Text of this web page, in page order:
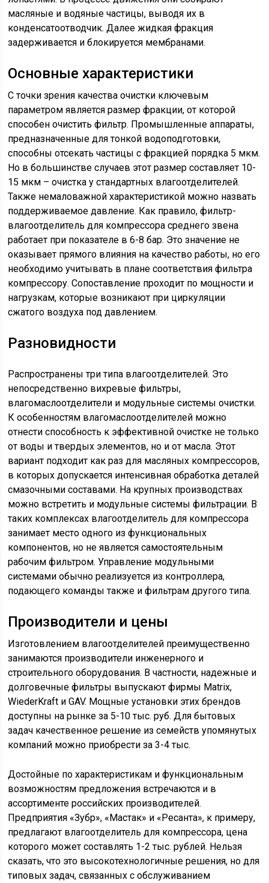
масляные и водяные частицы, выводя их в
конденсатоотводчик. Далее жидкая фракция
задерживается и блокируется мембранами.
Основные характеристики
С точки зрения качества очистки ключевым
параметром является размер фракции, от которой
способен очистить фильтр. Промышленные аппараты,
предназначенные для тонкой водоподготовки,
способны отсекать частицы с фракцией порядка 5 мкм.
Но в большинстве случаев этот размер составляет 10-
15 мкм – очистка у стандартных влагоотделителей.
Также немаловажной характеристикой можно назвать
поддерживаемое давление. Как правило, фильтр-
влагоотделитель для компрессора среднего звена
работает при показателе в 6-8 бар. Это значение не
оказывает прямого влияния на качество работы, но его
необходимо учитывать в плане соответствия фильтра
компрессору. Сопоставление проходит по мощности и
нагрузкам, которые возникают при циркуляции
сжатого воздуха под давлением.
Разновидности
Распространены три типа влагоотделителей. Это
непосредственно вихревые фильтры,
влагомаслоотделители и модульные системы очистки.
К особенностям влагомаслоотделителей можно
отнести способность к эффективной очистке не только
от воды и твердых элементов, но и от масла. Этот
вариант подходит как раз для масляных компрессоров,
в которых допускается интенсивная обработка деталей
смазочными составами. На крупных производствах
можно встретить и модульные системы фильтрации. В
таких комплексах влагоотделитель для компрессора
занимает место одного из функциональных
компонентов, но не является самостоятельным
рабочим фильтром. Управление модульными
системами обычно реализуется из контроллера,
подающего команды также и фильтрам другого типа.
Производители и цены
Изготовлением влагоотделителей преимущественно
занимаются производители инженерного и
строительного оборудования. В частности, надежные и
долговечные фильтры выпускают фирмы Matrix,
WiederKraft и GAV. Мощные установки этих брендов
доступны на рынке за 5-10 тыс. руб. Для бытовых
задач качественное решение из семейств упомянутых
компаний можно приобрести за 3-4 тыс.
Достойные по характеристикам и функциональным
возможностям предложения встречаются и в
ассортименте российских производителей.
Предприятия «Зубр», «Мастак» и «Ресанта», к примеру,
предлагают влагоотделитель для компрессора, цена
которого может составлять 1-2 тыс. рублей. Нельзя
сказать, что это высокотехнологичные решения, но для
типовых задач, связанных с обслуживанием